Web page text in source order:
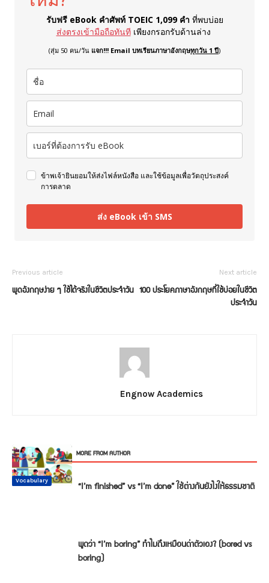
รับฟรี eBook คำศัพท์ TOEIC 1,099 คำ ที่พบบ่อย
ส่งตรงเข้ามือถือทันที เพียงกรอกรับด้านล่าง
(สุ่ม 50 คน/วัน แจก!!! Email บทเรียนภาษาอังกฤษทุกวัน 1 ปี)
ข้าพเจ้ายินยอมให้ส่งไฟล์หนังสือ และใช้ข้อมูลเพื่อวัตถุประสงค์
การตลาด
ส่ง eBook เข้า SMS
Previous article
พูดอังกฤษง่าย ๆ ใช้ได้จริงในชีวิตประจำวัน
Next article
100 ประโยคภาษาอังกฤษที่ใช้บ่อยในชีวิต
ประจำวัน
Engnow Academics
RELATED ARTICLES MORE FROM AUTHOR
Conversation “I’m finished” vs “I’m done” ใช้ต่างกันยังไงให้ธรรมชาติ
Vocabulary
พูดว่า “I’m boring” ทำไมถึงเหมือนด่าตัวเอง? (bored vs
boring)
Vocabulary
Vocabulary
Vocabulary
Vocabulary